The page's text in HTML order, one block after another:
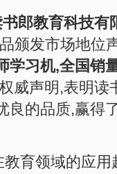
郎教育科技有
颁发市场地位
学习机,全国销
威声明,表明读
良的品质,赢得
育领域的应